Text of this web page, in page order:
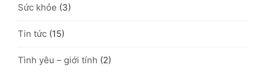
Sức khỏe (3)
Tin tức (15)
Tình yêu – giới tính (2)